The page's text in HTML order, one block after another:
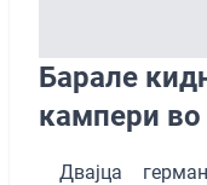
Барале
кампери
Двајца